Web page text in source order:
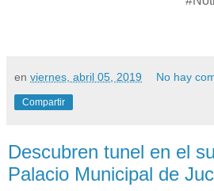
en viernes, abril 05, 2019 No hay
Compartir
Descubren tunel en el
Palacio Municipal de